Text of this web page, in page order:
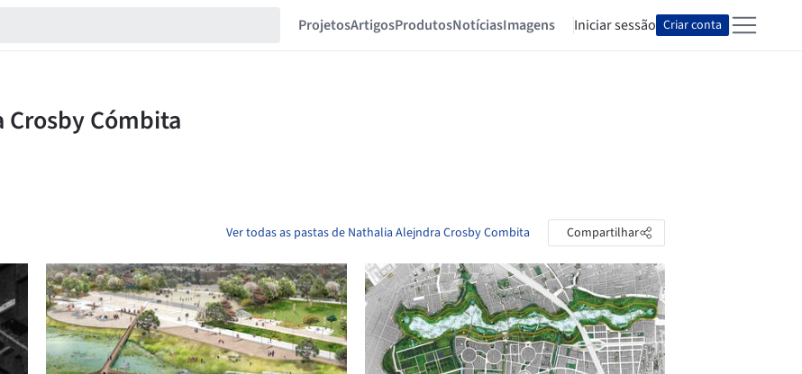
ProjetosArtigosProdutosNotíciasImagens Iniciar sessão Criar conta
Ver todas as pastas de Nathalia Alejndra Crosby Combita Compartilhar